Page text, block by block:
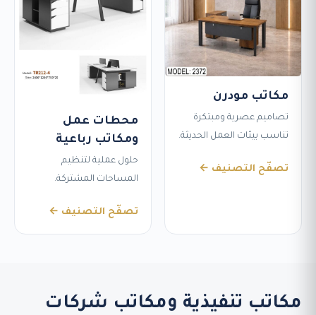
مكاتب مودرن
تصاميم عصرية ومبتكرة
تناسب بيئات العمل الحديثة.
تصفّح التصنيف ←
محطات عمل
ومكاتب رباعية
حلول عملية لتنظيم
المساحات المشتركة.
تصفّح التصنيف ←
مكاتب تنفيذية ومكاتب شركات